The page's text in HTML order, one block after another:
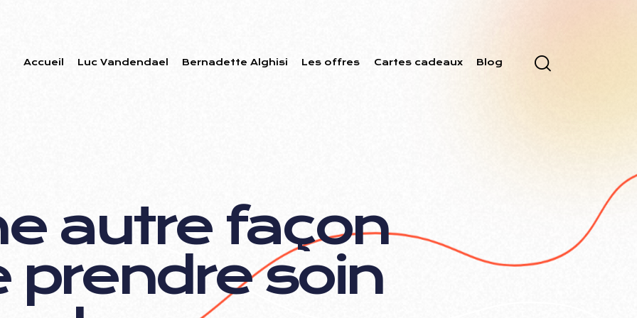
Accueil Luc Vandendael Bernadette Alghisi Les offres Cartes cadeaux Blog
e autre façon
prendresoin